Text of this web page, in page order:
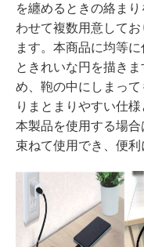
を纏めるときの絡ま
わせて複数用意して
ます。本商品に均等
ときれいな円を描き
め、鞄の中にしまっ
りまとまりやすい仕
本製品を使用する場
束ねて使用でき、便利